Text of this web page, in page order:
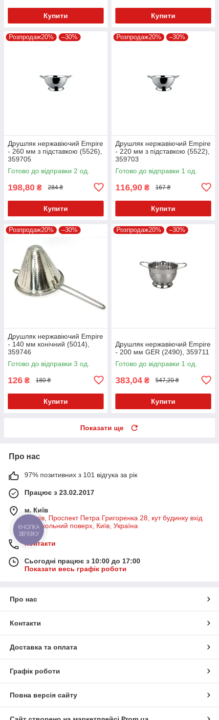
Купити Купити
Розпродаж20% –30%
Друшляк нержавіючий Empire
- 260 мм з підставкою (5526),
359705
Готово до відправки 2 од.
198,80 ₴ 284 ₴
Купити
Розпродаж20% –30%
Друшляк нержавіючий Empire
- 220 мм з підставкою (5522),
359703
Готово до відправки 1 од.
116,90 ₴ 167 ₴
Купити
Розпродаж20% –30%
Друшляк нержавіючий Empire
- 140 мм конічний (5014),
359746
Готово до відправки 3 од.
126 ₴ 180 ₴
Купити
Розпродаж20% –30%
Друшляк нержавіючий Empire
- 200 мм GER (2490), 359711
Готово до відправки 1 од.
383,04 ₴ 547,20 ₴
Купити
Показати ще
Про нас
97% позитивних з 101 відгука за рік
Працює з 23.02.2017
м. Київ
м Київ, Проспект Петра Григоренка 28, кут будинку вхід
на цокольний поверх, Київ, Україна
Контакти
Сьогодні працює з 10:00 до 17:00
Показати весь графік роботи
Про нас
Контакти
Доставка та оплата
Графік роботи
Повна версія сайту
КНОПКА
ЗВ'ЯЗКУ